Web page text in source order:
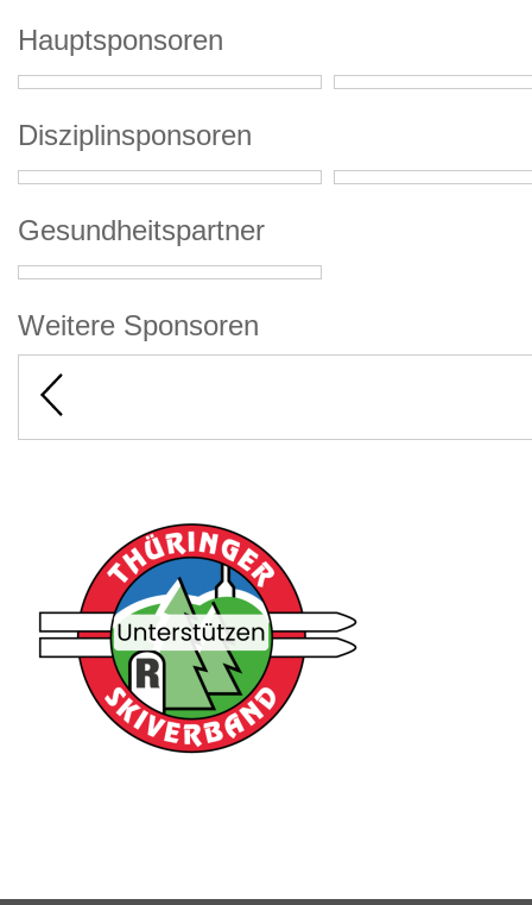
Hauptsponsoren
Disziplinsponsoren
Gesundheitspartner
Weitere Sponsoren